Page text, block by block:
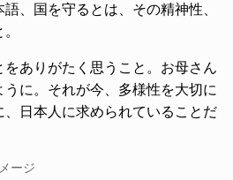
、国を守るとは、その精神性、
ありがたく思うこと。お母さん
に。それが今、多様性を大切に
日本人に求められていることだ
ージ